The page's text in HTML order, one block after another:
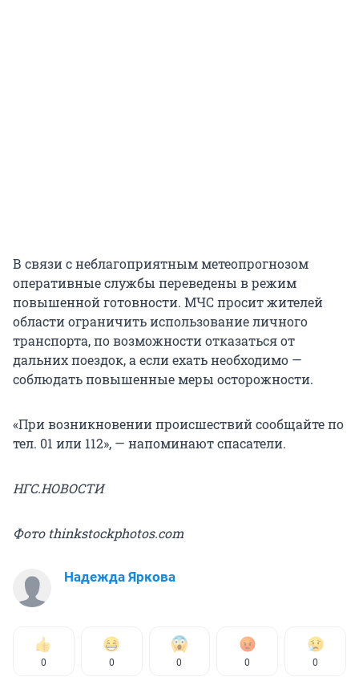
В связи с неблагоприятным метеопрогнозом
оперативные службы переведены в режим
повышенной готовности. МЧС просит жителей
области ограничить использование личного
транспорта, по возможности отказаться от
дальних поездок, а если ехать необходимо —
соблюдать повышенные меры осторожности.
«При возникновении происшествий сообщайте по
тел. 01 или 112», — напоминают спасатели.
НГС.НОВОСТИ
Фото thinkstockphotos.com
Надежда Яркова
0 0 0 0 0